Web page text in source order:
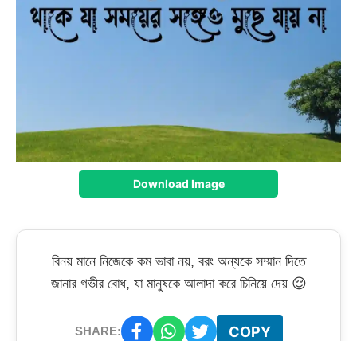
Download Image
বিনয় মানে নিজেকে কম ভাবা নয়, বরং অন্যকে সম্মান দিতে
জানার গভীর বোধ, যা মানুষকে আলাদা করে চিনিয়ে দেয় 😌
SHARE: COPY